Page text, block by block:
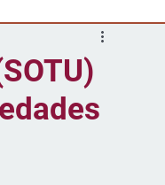
Historias que inspiran